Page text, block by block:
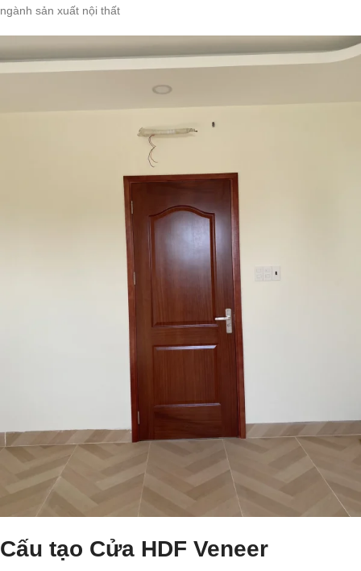
ngành sản xuất nội thất
Cấu tạo Cửa HDF Veneer